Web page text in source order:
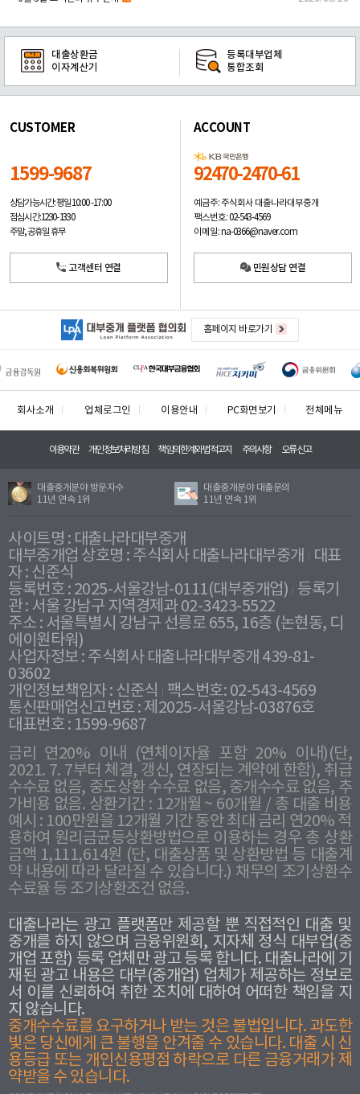
대출상환금
이자계산기
등록대부업체
통합조회
CUSTOMER
1599-9687
상담가능시간: 평일10:00 -17:00
점심시간: 12:30 - 13:30
주말, 공휴일 휴무
고객센터 연결
ACCOUNT
92470-2470-61
예금주: 주식회사 대출나라대부중개
팩스번호: 02-543-4569
이메일: na-0366@naver.com
민원상담 연결
홈페이지 바로가기
회사소개 업체로그인 이용안내 PC화면보기 전체메뉴
이용약관 개인정보처리방침 책임의한계와법적고지 주의사항 오류신고
대출중개분야 방문자수
11년 연속 1위
대출중개분야 대출문의
11년 연속 1위
사이트명 : 대출나라대부중개
대부중개업 상호명 : 주식회사 대출나라대부중개
대표
자 : 신준식
등록번호 : 2025-서울강남-0111(대부중개업) 등록기
관 : 서울 강남구 지역경제과 02-3423-5522
주소 : 서울특별시 강남구 선릉로 655, 16층 (논현동, 디
에이원타워)
사업자정보 : 주식회사 대출나라대부중개 439-81-
03602
개인정보책임자 : 신준식
팩스번호: 02-543-4569
통신판매업신고번호 : 제2025-서울강남-03876호
대표번호 : 1599-9687
금리 연20% 이내 (연체이자율 포함 20% 이내)(단,
2021. 7. 7부터 체결, 갱신, 연장되는 계약에 한함), 취급
수수료 없음, 중도상환 수수료 없음, 중개수수료 없음, 추
가비용 없음. 상환기간 : 12개월 ~ 60개월 / 총 대출 비용
예시 : 100만원을 12개월 기간 동안 최대 금리 연20% 적
용하여 원리금균등상환방법으로 이용하는 경우 총 상환
금액 1,111,614원 (단, 대출상품 및 상환방법 등 대출계
약 내용에 따라 달라질 수 있습니다.) 채무의 조기상환수
수료율 등 조기상환조건 없음.
대출나라는 광고 플랫폼만 제공할 뿐 직접적인 대출 및
중개를 하지 않으며 금융위원회, 지자체 정식 대부업(중
개업 포함) 등록 업체만 광고 등록 합니다. 대출나라에 기
재된 광고 내용은 대부(중개업) 업체가 제공하는 정보로
서 이를 신뢰하여 취한 조치에 대하여 어떠한 책임을 지
지 않습니다.
중개수수료를 요구하거나 받는 것은 불법입니다. 과도한
빛은 당신에게 큰 불행을 안겨줄 수 있습니다. 대출 시 신
용등급 또는 개인신용평점 하락으로 다른 금융거래가 제
약받을 수 있습니다.